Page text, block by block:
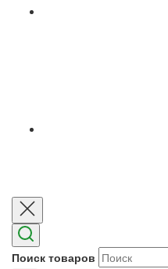
Поиск товаров